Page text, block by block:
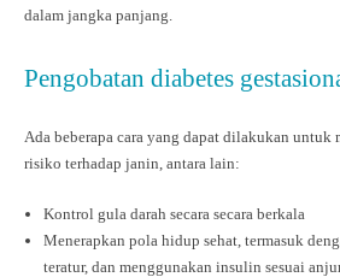
dalam jangka panjang.
Pengobatan diabetes
Ada beberapa cara yang dapat dilakukan untuk
risiko terhadap janin, antara lain:
Kontrol gula darah secara secara berkala
Menerapkan pola hidup sehat, termasuk
teratur, dan menggunakan insulin sesuai